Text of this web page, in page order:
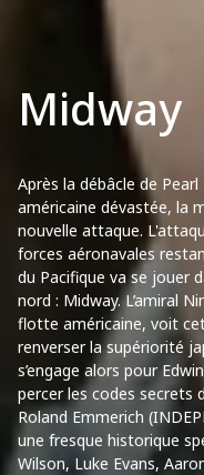
Midway
Après la débâcle de
américaine dévastée, la
nouvelle attaque.
forces aéronavales
du Pacifique va se jouer
nord : Midway. L’amiral
flotte américaine, voit
renverser la supériorité
s’engage alors pour
percer les codes secrets
Roland Emmerich
une fresque historique
Wilson, Luke Evans,